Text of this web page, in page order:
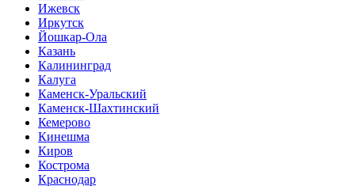
Ижевск
Иркутск
Йошкар-Ола
Казань
Калининград
Калуга
Каменск-Уральский
Каменск-Шахтинский
Кемерово
Кинешма
Киров
Кострома
Краснодар